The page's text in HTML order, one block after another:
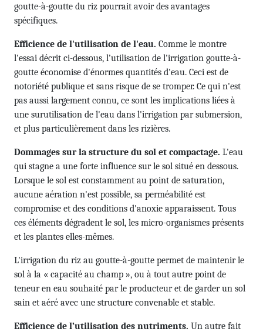
goutte-à-goutte du riz pourrait avoir des avantages
spécifiques.
Efficience de l'utilisation de l'eau. Comme le montre
l'essai décrit ci-dessous, l’utilisation de l'irrigation goutte-à-
goutte économise d'énormes quantités d'eau. Ceci est de
notoriété publique et sans risque de se tromper. Ce qui n'est
pas aussi largement connu, ce sont les implications liées à
une surutilisation de l'eau dans l'irrigation par submersion,
et plus particuliè­rement dans les rizières.
Dommages sur la structure du sol et compactage. L'eau
qui stagne a une forte influence sur le sol situé en dessous.
Lorsque le sol est constamment au point de saturation,
aucune aération n'est possible, sa perméabilité est
compromise et des conditions d'anoxie apparaissent. Tous
ces éléments dégradent le sol, les micro-organismes présents
et les plantes elles-mêmes.
L'irrigation du riz au goutte-à-goutte permet de maintenir le
sol à la « capacité au champ », ou à tout autre point de
teneur en eau souhaité par le producteur et de garder un sol
sain et aéré avec une structure convenable et stable.
Efficience de l’utilisation des nutriments. Un autre fait